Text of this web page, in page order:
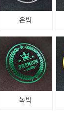
은박
녹박